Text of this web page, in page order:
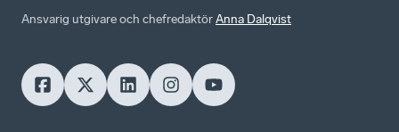
Ansvarig utgivare och chefredaktörAnna Dalqvist